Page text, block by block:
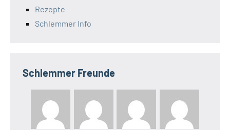
Rezepte
Schlemmer Info
Schlemmer Freunde